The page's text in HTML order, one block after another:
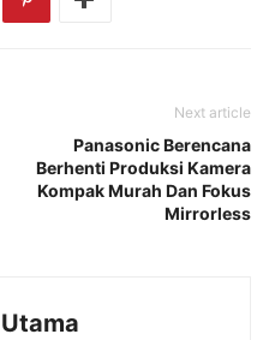
Next article
Panasonic Berencana
Berhenti Produksi Kamera
Kompak Murah Dan Fokus
Mirrorless